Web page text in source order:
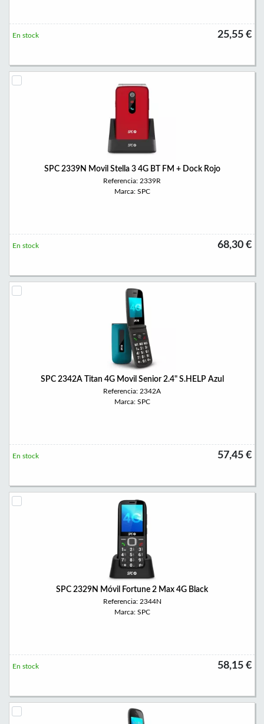
25,55 €
En stock
SPC 2339N Movil Stella 3 4G BT FM + Dock Rojo
Referencia: 2339R
Marca: SPC
68,30 €
En stock
SPC 2342A Titan 4G Movil Senior 2.4" S.HELP Azul
Referencia: 2342A
Marca: SPC
57,45 €
En stock
SPC 2329N Móvil Fortune 2 Max 4G Black
Referencia: 2344N
Marca: SPC
58,15 €
En stock